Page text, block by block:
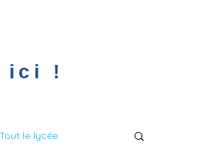
ici !
Tout le lycée